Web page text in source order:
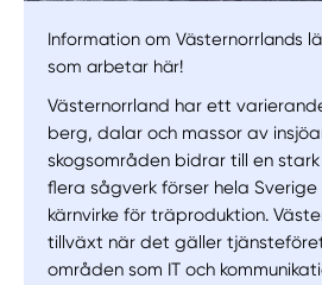
Information om Västernorrlands
som arbetar här!
Västernorrland har ett
berg, dalar och massor av
skogsområden bidrar till en
flera sågverk förser hela Sverige
kärnvirke för träproduktion.
tillväxt när det gäller
områden som IT och